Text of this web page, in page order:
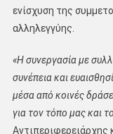
ενίσχυση της
αλληλεγγύης.
«Η συνεργασία με
συνέπεια και
μέσα από κοινές
για τον τόπο μας και